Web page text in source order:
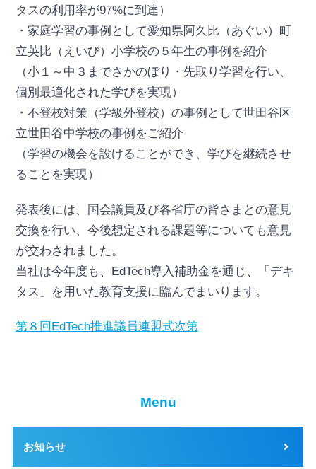
タスの利用率が97%に到達）
・家庭学習の事例として愛知県阿久比（あぐい）町
立英比（えいび）小学校の５年生の事例を紹介
（小１～中３までさかのぼり・先取り学習を行い、
個別最適化された学びを実現）
・不登校対策（学級外登校）の事例として世田谷区
立世田谷中学校の事例をご紹介
（学習の機会を設けることができ、学びを継続させ
ることを実現）
発表後には、国会議員及び各省庁の皆さまとの意見
交換を行い、今後想定される課題等についても意見
が交わされました。
当社は今年度も、EdTech導入補助金を通じ、「デキ
タス」を用いた教育支援に臨んでまいります。
第８回EdTech推進議員連盟式次第
Menu
お知らせ